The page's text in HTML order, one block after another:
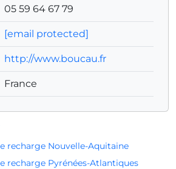
recharge Nouvelle-Aquitaine
recharge Pyrénées-Atlantiques
05 59 64 67 79
[email protected]
http://www.boucau.fr
France